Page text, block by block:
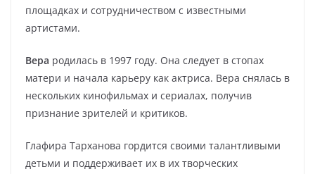
площадках и сотрудничеством с известными
артистами.
Вера родилась в 1997 году. Она следует в стопах
матери и начала карьеру как актриса. Вера снялась в
нескольких кинофильмах и сериалах, получив
признание зрителей и критиков.
Глафира Тарханова гордится своими талантливыми
детьми и поддерживает их в их творческих